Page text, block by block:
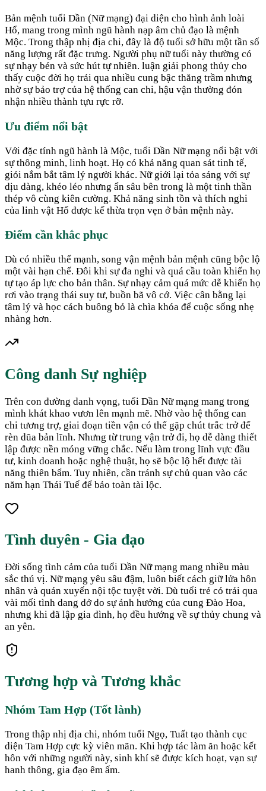
Bản mệnh tuổi Dần (Nữ mạng) đại diện cho hình ảnh loài
Hổ, mang trong mình ngũ hành nạp âm chủ đạo là mệnh
Mộc. Trong thập nhị địa chi, đây là độ tuổi sở hữu một tần số
năng lượng rất đặc trưng. Người phụ nữ tuổi này thường có
sự nhạy bén và sức hút tự nhiên. luận giải phong thủy cho
thấy cuộc đời họ trải qua nhiều cung bậc thăng trầm nhưng
nhờ sự bảo trợ của hệ thống can chi, hậu vận thường đón
nhận nhiều thành tựu rực rỡ.
Ưu điểm nổi bật
Với đặc tính ngũ hành là Mộc, tuổi Dần Nữ mạng nổi bật với
sự thông minh, linh hoạt. Họ có khả năng quan sát tinh tế,
giỏi nắm bắt tâm lý người khác. Nữ giới lại tỏa sáng với sự
dịu dàng, khéo léo nhưng ẩn sâu bên trong là một tinh thần
thép vô cùng kiên cường. Khả năng sinh tồn và thích nghi
của linh vật Hổ được kế thừa trọn vẹn ở bản mệnh này.
Điểm cần khắc phục
Dù có nhiều thế mạnh, song vận mệnh bản mệnh cũng bộc lộ
một vài hạn chế. Đôi khi sự đa nghi và quá cầu toàn khiến họ
tự tạo áp lực cho bản thân. Sự nhạy cảm quá mức dễ khiến họ
rơi vào trạng thái suy tư, buồn bã vô cớ. Việc cân bằng lại
tâm lý và học cách buông bỏ là chìa khóa để cuộc sống nhẹ
nhàng hơn.
Công danh Sự nghiệp
Trên con đường danh vọng, tuổi Dần Nữ mạng mang trong
mình khát khao vươn lên mạnh mẽ. Nhờ vào hệ thống can
chi tương trợ, giai đoạn tiền vận có thể gặp chút trắc trở để
rèn dũa bản lĩnh. Nhưng từ trung vận trở đi, họ dễ dàng thiết
lập được nền móng vững chắc. Nếu làm trong lĩnh vực đầu
tư, kinh doanh hoặc nghệ thuật, họ sẽ bộc lộ hết được tài
năng thiên bẩm. Tuy nhiên, cần tránh sự chủ quan vào các
năm hạn Thái Tuế để bảo toàn tài lộc.
Tình duyên - Gia đạo
Đời sống tình cảm của tuổi Dần Nữ mạng mang nhiều màu
sắc thú vị. Nữ mạng yêu sâu đậm, luôn biết cách giữ lửa hôn
nhân và quán xuyến nội tộc tuyệt vời. Dù tuổi trẻ có trải qua
vài mối tình dang dở do sự ảnh hưởng của cung Đào Hoa,
nhưng khi đã lập gia đình, họ đều hướng về sự thủy chung và
an yên.
Tương hợp và Tương khắc
Nhóm Tam Hợp (Tốt lành)
Trong thập nhị địa chi, nhóm tuổi Ngọ, Tuất tạo thành cục
diện Tam Hợp cực kỳ viên mãn. Khi hợp tác làm ăn hoặc kết
hôn với những người này, sinh khí sẽ được kích hoạt, vạn sự
hanh thông, gia đạo êm ấm.